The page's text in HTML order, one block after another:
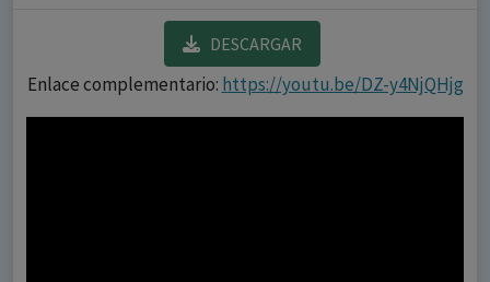
DESCARGAR
Enlace complementario: https://youtu.be/DZ-y4NjQHjg